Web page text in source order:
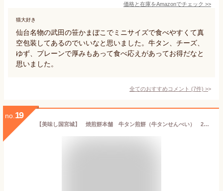
価格と在庫をAmazonでチェック >>
猫大好き
仙台名物の武田の笹かまぼこでミニサイズで食べやすくて真
空包装してあるのでいいなと思いました。牛タン、チーズ、
ゆず、プレーンで厚みもあって食べ応えがあってお得だなと
思いました。
全てのおすすめコメント (7件) >
no. 19
【美味し国宮城】 焼煎餅本舗 牛タン煎餅（牛タンせんべい） 20枚入り